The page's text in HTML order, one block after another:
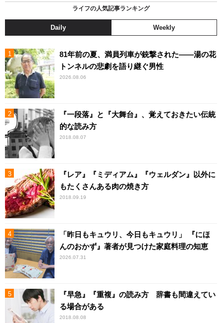
ライフの人気記事ランキング
Daily Weekly
81年前の夏、満員列車が銃撃された――湯の花
トンネルの悲劇を語り継ぐ男性
2026.08.06
『一段落』と『大舞台』、覚えておきたい伝統
的な読み方
2018.08.07
『レア』『ミディアム』『ウェルダン』以外に
もたくさんある肉の焼き方
2018.09.19
「昨日もキュウリ、今日もキュウリ」 『にほ
んのおかず』著者が見つけた家庭料理の知恵
2026.07.31
『早急』『重複』の読み方 辞書も間違えてい
る場合がある
2018.08.08